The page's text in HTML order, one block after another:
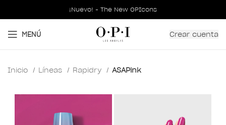
¡Nuevo! - The New OPIcons
MENÚ Crear cuenta
Inicio Líneas Rapidry ASAPink